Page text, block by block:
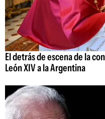
El detrás de escena de la
León XIV a la Argentina